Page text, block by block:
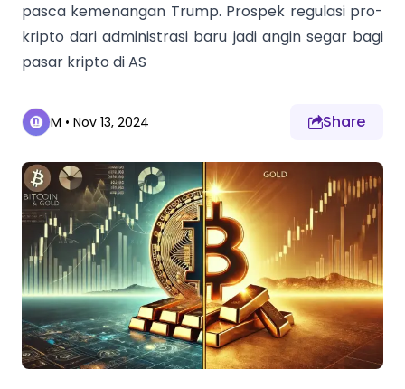
pasca kemenangan Trump. Prospek regulasi pro-
kripto dari administrasi baru jadi angin segar bagi
pasar kripto di AS
M • Nov 13, 2024 Share